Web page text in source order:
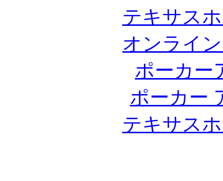
テキサス
オンライ
ポーカー
ポーカー
テキサス